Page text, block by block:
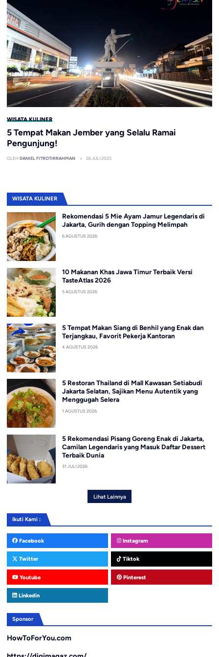
WISATA KULINER
5 Tempat Makan Jember yang Selalu Ramai
Pengunjung!
OLEH DANIEL FITROTIRRAHMAN 26 JULI 2025
WISATA KULINER
Rekomendasi 5 Mie Ayam Jamur Legendaris di
Jakarta, Gurih dengan Topping Melimpah
6 AGUSTUS 2026
10 Makanan Khas Jawa Timur Terbaik Versi
TasteAtlas 2026
5 AGUSTUS 2026
5 Tempat Makan Siang di Benhil yang Enak dan
Terjangkau, Favorit Pekerja Kantoran
4 AGUSTUS 2026
5 Restoran Thailand di Mall Kawasan Setiabudi
Jakarta Selatan, Sajikan Menu Autentik yang
Menggugah Selera
1 AGUSTUS 2026
5 Rekomendasi Pisang Goreng Enak di Jakarta,
Camilan Legendaris yang Masuk Daftar Dessert
Terbaik Dunia
31 JULI 2026
Lihat Lainnya
Ikuti Kami :
Facebook Instagram
Twitter Tiktok
Youtube Pinterest
Linkedin
Sponsor
HowToForYou.com